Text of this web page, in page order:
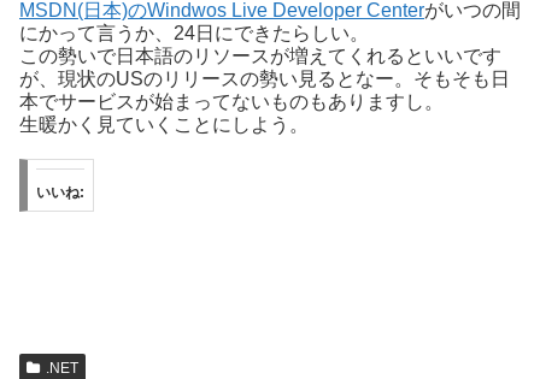
MSDN(日本)のWindwos Live Developer Centerがいつの間
にかって言うか、24日にできたらしい。
この勢いで日本語のリソースが増えてくれるといいです
が、現状のUSのリリースの勢い見るとなー。そもそも日
本でサービスが始まってないものもありますし。
生暖かく見ていくことにしよう。
いいね:
.NET